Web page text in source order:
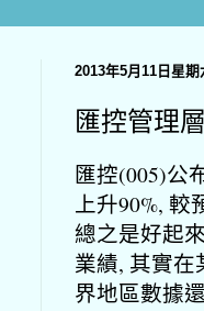
2013年5月11日星期
匯控管理
匯控(005)公
上升90%,
總之是好起
業績, 其實
界地區數據